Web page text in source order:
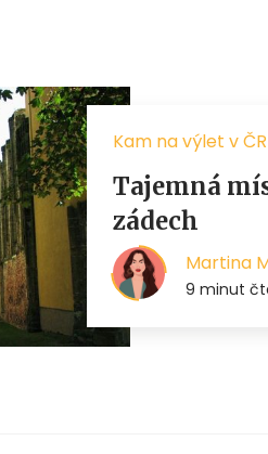
Kam na výlet v ČR
Tajemná
zádech
Martina
9 minut